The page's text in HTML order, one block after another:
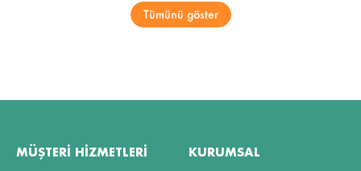
Tümünü göster
MÜŞTERI HIZMETLERI KURUMSAL